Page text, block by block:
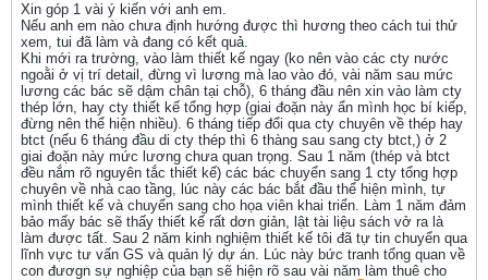
Xin góp 1 vài ý kiến với anh em.
Nếu anh em nào chưa định hướng được thì hương theo cách tui thử
xem, tui đã làm và đang có kết quả.
Khi mới ra trường, vào làm thiết kế ngay (ko nên vào các cty nước
ngoằi ở vị trí detail, đừng vì lương mà lao vào đó, vài năm sau mức
lương các bác sẽ dậm chân tại chỗ), 6 tháng đầu nên xin vào làm cty
thép lớn, hay cty thiết kế tổng hợp (giai đoặn này ẩn mình học bí kiếp,
đừng nên thể hiện nhiều). 6 tháng tiếp đổi qua cty chuyên về thép hay
btct (nếu 6 tháng đầu di cty thép thì 6 thàng sau sang cty btct,) ở 2
giai đoặn này mức lương chưa quan trọng. Sau 1 năm (thép và btct
đều nắm rõ nguyên tắc thiết kế) các bác chuyển sang 1 cty tổng hợp
chuyên về nhà cao tầng, lúc này các bác bắt đầu thể hiện mình, tự
mình thiết kế và chuyển sang cho họa viên khai triển. Làm 1 năm đảm
bảo mấy bác sẽ thấy thiết kế rất dơn giản, lật tài liệu sách vở ra là
làm được tất. Sau 2 năm kinh nghiệm thiết kế tôi đã tự tin chuyển qua
lĩnh vực tư vấn GS và quản lý dự án. Lúc này bức tranh tổng quan về
con đươgn sự nghiệp của bạn sẽ hiện rõ sau vài năm làm thuê cho